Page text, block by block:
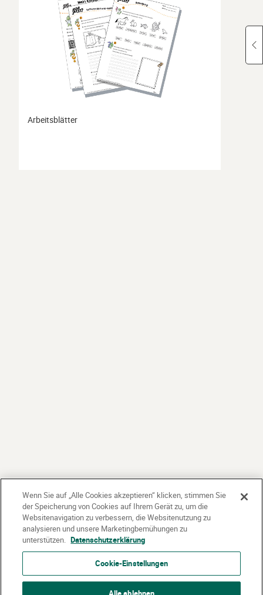
Arbeitsblätter
Wenn Sie auf „Alle Cookies akzeptieren“ klicken, stimmen Sie
der Speicherung von Cookies auf Ihrem Gerät zu, um die
Websitenavigation zu verbessern, die Websitenutzung zu
analysieren und unsere Marketingbemühungen zu
unterstützen. Datenschutzerklärung
Cookie-Einstellungen